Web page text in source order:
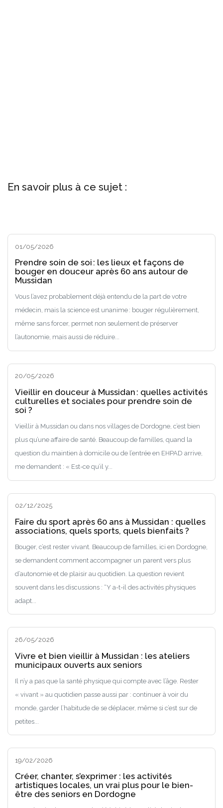
En savoir plus à ce sujet :
01/05/2026
Prendre soin de soi : les lieux et façons de
bouger en douceur après 60 ans autour de
Mussidan
Vous l’avez probablement déjà entendu de la part de votre
médecin, mais la science est unanime : bouger régulièrement,
même sans forcer, permet non seulement de préserver
l’autonomie, mais aussi de réduire...
20/05/2026
Vieillir en douceur à Mussidan : quelles activités
culturelles et sociales pour prendre soin de
soi ?
Vieillir à Mussidan ou dans nos villages de Dordogne, c’est bien
plus qu’une affaire de santé. Beaucoup de familles, quand la
question du maintien à domicile ou de l’entrée en EHPAD arrive,
me demandent : « Est-ce qu’il y...
02/12/2025
Faire du sport après 60 ans à Mussidan : quelles
associations, quels sports, quels bienfaits ?
Bouger, c’est rester vivant. Beaucoup de familles, ici en Dordogne,
se demandent comment accompagner un parent vers plus
d’autonomie et de plaisir au quotidien. La question revient
souvent dans les discussions : “Y a-t-il des activités physiques
adapt...
26/05/2026
Vivre et bien vieillir à Mussidan : les ateliers
municipaux ouverts aux seniors
Il n’y a pas que la santé physique qui compte avec l’âge. Rester
« vivant » au quotidien passe aussi par : continuer à voir du
monde, garder l’habitude de se déplacer, même si c’est sur de
petites...
19/02/2026
Créer, chanter, s’exprimer : les activités
artistiques locales, un vrai plus pour le bien-
être des seniors en Dordogne